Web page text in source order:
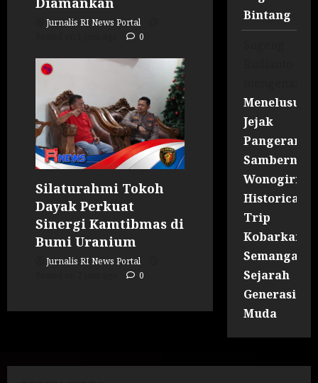
Jurnalis RI News Portal
0
Silaturahmi Tokoh
Dayak Perkuat
Sinergi Kamtibmas di
Bumi Uranium
Jurnalis RI News Portal
0
Bintang
Menelusuri
Jejak
Pangeran
Wonogiri
Historical
Trip
Kobarkan
Semangat
Sejarah
Generasi
Muda